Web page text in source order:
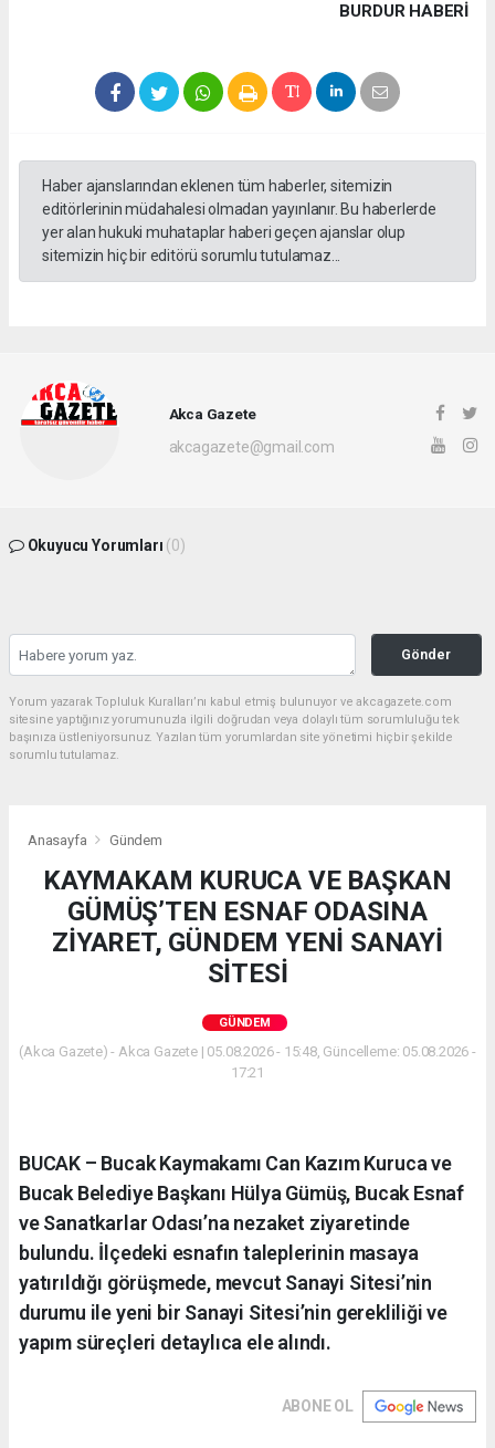
BURDUR HABERİ
Haber ajanslarından eklenen tüm haberler, sitemizin
editörlerinin müdahalesi olmadan yayınlanır. Bu haberlerde
yer alan hukuki muhataplar haberi geçen ajanslar olup
sitemizin hiç bir editörü sorumlu tutulamaz...
Akca Gazete
akcagazete@gmail.com
Okuyucu Yorumları (0)
Gönder
Yorum yazarak Topluluk Kuralları’nı kabul etmiş bulunuyor ve akcagazete.com
sitesine yaptığınız yorumunuzla ilgili doğrudan veya dolaylı tüm sorumluluğu tek
başınıza üstleniyorsunuz. Yazılan tüm yorumlardan site yönetimi hiçbir şekilde
sorumlu tutulamaz.
Anasayfa Gündem
KAYMAKAM KURUCA VE BAŞKAN
GÜMÜŞ’TEN ESNAF ODASINA
ZİYARET, GÜNDEM YENİ SANAYİ
SİTESİ
GÜNDEM
(Akca Gazete) - Akca Gazete | 05.08.2026 - 15:48, Güncelleme: 05.08.2026 -
17:21
BUCAK – Bucak Kaymakamı Can Kazım Kuruca ve
Bucak Belediye Başkanı Hülya Gümüş, Bucak Esnaf
ve Sanatkarlar Odası’na nezaket ziyaretinde
bulundu. İlçedeki esnafın taleplerinin masaya
yatırıldığı görüşmede, mevcut Sanayi Sitesi’nin
durumu ile yeni bir Sanayi Sitesi’nin gerekliliği ve
yapım süreçleri detaylıca ele alındı.
ABONE OL